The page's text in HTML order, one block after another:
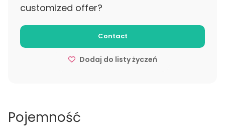
zorganizowana w Wierzbowym Ranczu była dopięta
na ostatni guzik. Każda impreza przygotowywana
jest indywidualnie do potrzeb klienta.
customized offer?
Contact
Dodaj do listy życzeń
Pojemność